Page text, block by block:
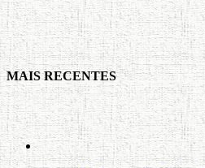
MAIS RECENTES